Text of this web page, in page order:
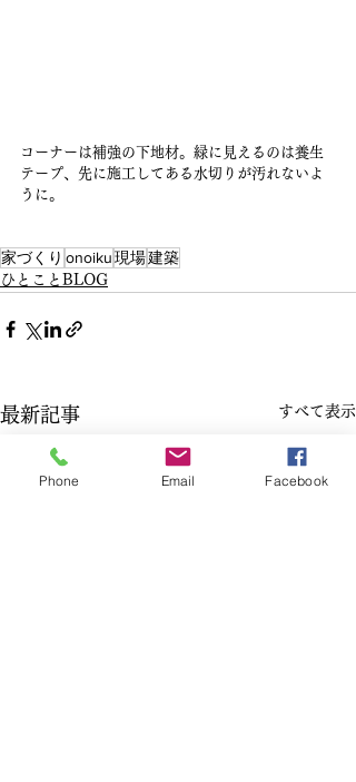
コーナーは補強の下地材。緑に見えるのは養生
テープ、先に施工してある水切りが汚れないよ
うに。
家づくり onoiku現場建築
ひとことBLOG
最新記事 すべて表示
Phone Email Facebook